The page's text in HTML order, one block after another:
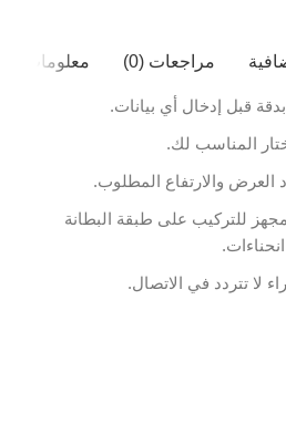
مراجعات (0) معلومات
قبل إدخال أي بيانات.
المناسب لك.
العرض والارتفاع المطلوب.
للتركيب على طبقة البطانة
لا تتردد في الاتصال.